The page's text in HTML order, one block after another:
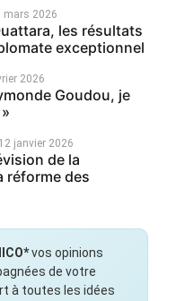
mars 2026
les résultats
exceptionnel
2026
Goudou, je
12 janvier 2026
de la
réforme des
vos opinions
de votre
à toutes les idées